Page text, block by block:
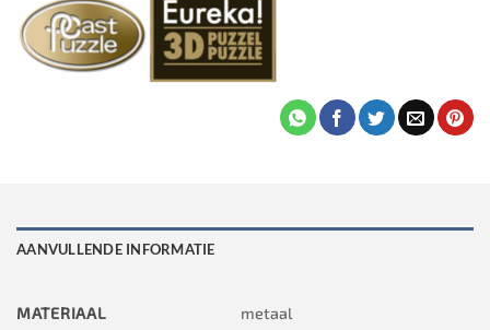
AANVULLENDE INFORMATIE
MATERIAAL metaal